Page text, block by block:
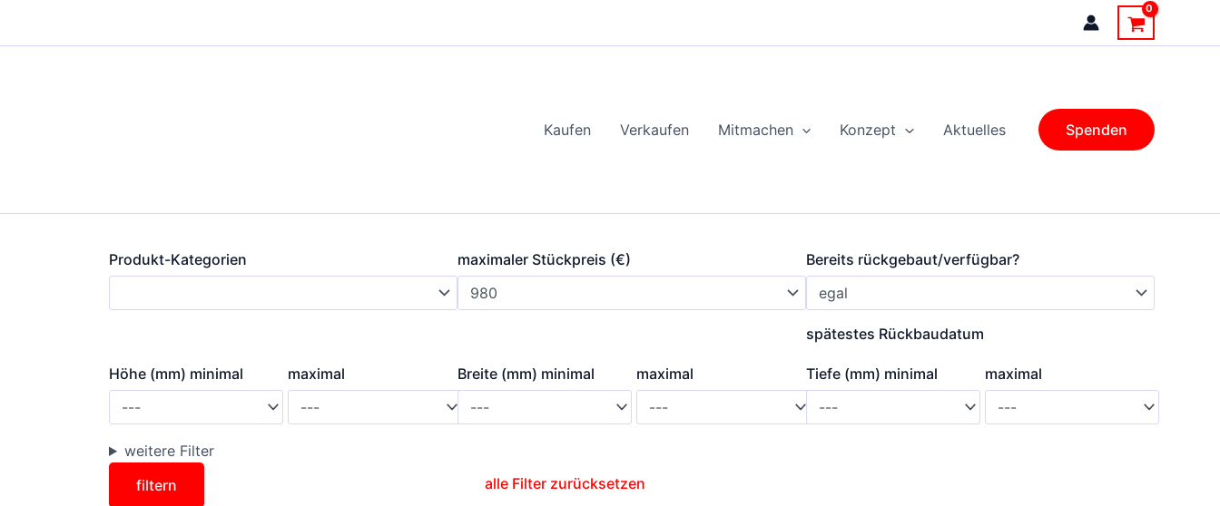
Kaufen Verkaufen Mitmachen Konzept Aktuelles Spenden
Produkt-Kategorien maximaler Stückpreis (€) Bereits rückgebaut/verfügbar?
spätestes Rückbaudatum
Höhe (mm) minimal maximal Breite (mm) minimal maximal Tiefe (mm) minimal maximal
weitere Filter
alle Filter zurücksetzen